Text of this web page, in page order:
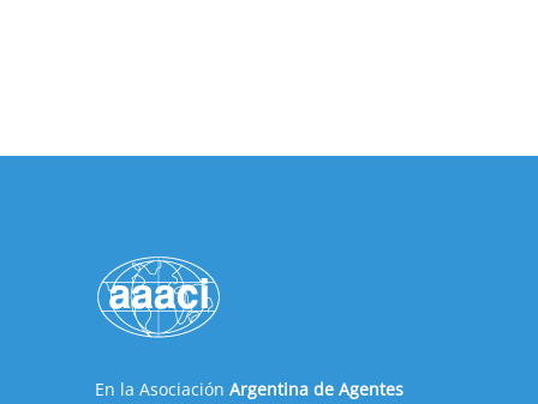
En la Asociación Argentina de Agentes